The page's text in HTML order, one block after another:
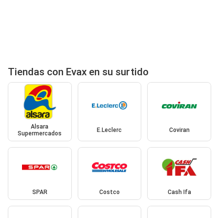
Tiendas con Evax en su surtido
Alsara
Supermercados
E.Leclerc Coviran
SPAR Costco Cash Ifa